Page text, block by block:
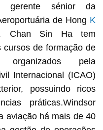
gerente sénior da
de Hong K
Chan Sin Ha tem
cursos de formação de
organizados pela
Internacional (ICAO)
possuindo ricos
práticas.Windsor
aviação há mais de 40